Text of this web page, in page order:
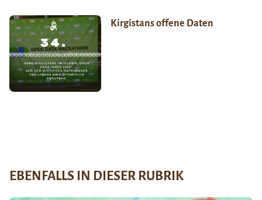
Kirgistans offene Daten
EBENFALLS IN DIESER RUBRIK